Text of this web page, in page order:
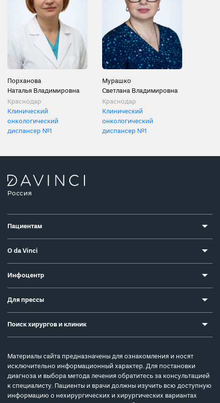
Порханова
Наталья Владимировна
Краснодар
Клинический
онкологический
диспансер №1
Мурашко
Светлана Владимировна
Краснодар
Клинический
онкологический
диспансер №1
Россия
Пациентам
О da Vinci
Инфоцентр
Для прессы
Поиск хирургов и клиник
Материалы сайта предназначены для ознакомления и носят
исключительно информационный характер. Для постановки
диагноза и выбора метода лечения обратитесь за консультацией
к специалисту. Пациенты и врачи должны изучить всю доступную
информацию о нехирургических и хирургических вариантах